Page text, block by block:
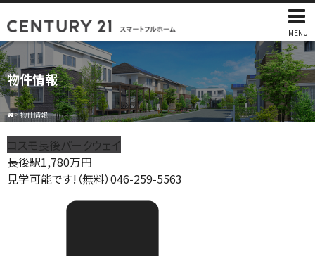
MENU
物件情報
>物件情報
コスモ長後パークウェイ
長後駅1,780万円
見学可能です!（無料）046-259-5563